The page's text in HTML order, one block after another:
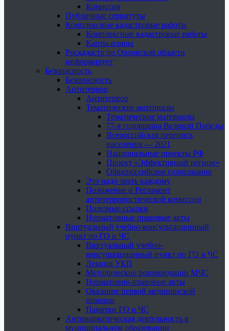
Комиссия
Публичные сервитуты
Комплексные кадастровые работы
Комплексные кадастровые работы
Карты-планы
Роскадастр по Орловской области
информирует
Безопасность
Безопасность
Антитеррор
Антитеррор
Тематические материалы
Тематические материалы
77-я годовщина Великой Победы
Всероссийская перепись
населения — 2021
Национальные проекты РФ
Проект «Эффективный регион»
Общероссийское голосование
Это надо знать каждому
Положение и Регламент
антитеррористической комиссии
Полезные ссылки
Нормативные правовые акты
Виртуальный учебно-консультационный
пункт по ГО и ЧС
Виртуальный учебно-
консультационный пункт по ГО и ЧС
Лекции УКП
Методические рекомендации МЧС
Нормативно-правовые акты
Оказание первой медицинской
помощи
Памятки ГО и ЧС
Антинаркотическая деятельность в
муниципальном образовании